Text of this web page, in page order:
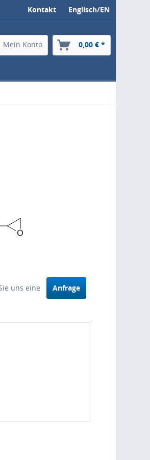
Englisch/EN
Kontakt
Mein Konto
0,00 € *
uns eine Anfrage